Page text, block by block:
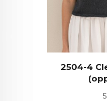
2504-4